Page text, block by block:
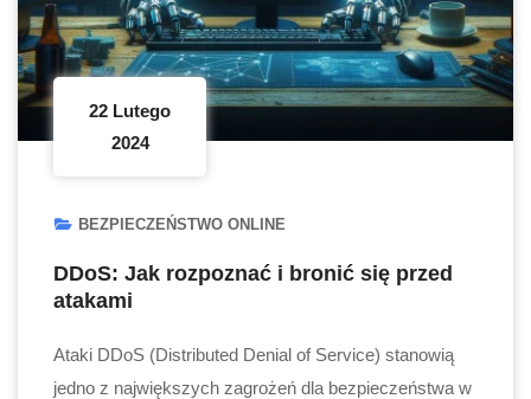
22 Lutego
2024
BEZPIECZEŃSTWO ONLINE
DDoS: Jak rozpoznać i bronić się przed
atakami
Ataki DDoS (Distributed Denial of Service) stanowią
jedno z największych zagrożeń dla bezpieczeństwa w